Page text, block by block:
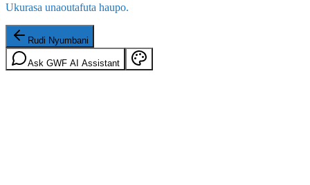
Ukurasa unaoutafuta haupo.
Rudi Nyumbani
Ask GWF AI Assistant